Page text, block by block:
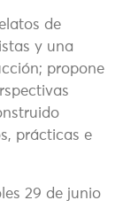
de
y una
propone
prácticas e
29 de junio